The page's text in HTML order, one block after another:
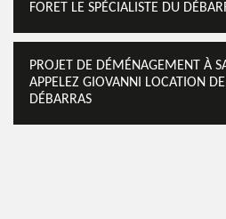
FORET LE SPÉCIALISTE DU
PROJET DE DÉMÉNAGEMENT À
APPELEZ GIOVANNI LOCATION
DÉBARRAS